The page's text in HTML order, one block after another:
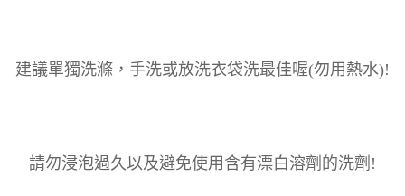
建議單獨洗滌，手洗或放洗衣袋洗最佳喔(勿用熱水)!
請勿浸泡過久以及避免使用含有漂白溶劑的洗劑!